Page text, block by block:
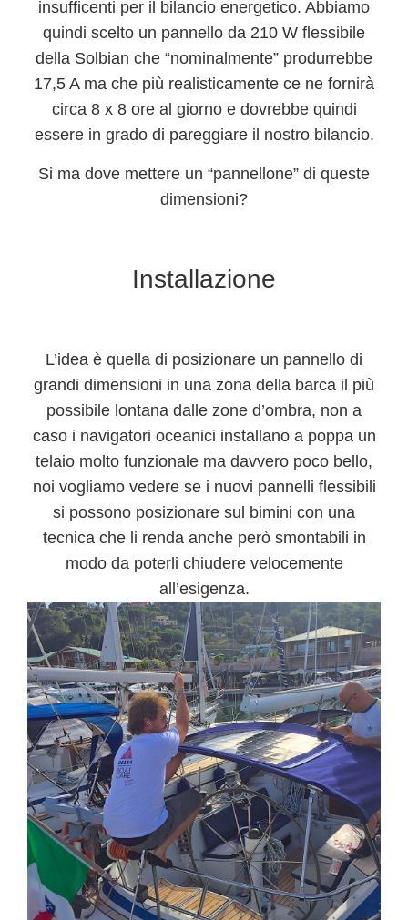
insufficenti per il bilancio energetico. Abbiamo
quindi scelto un pannello da 210 W flessibile
della Solbian che “nominalmente” produrrebbe
17,5 A ma che più realisticamente ce ne fornirà
circa 8 x 8 ore al giorno e dovrebbe quindi
essere in grado di pareggiare il nostro bilancio.
Si ma dove mettere un “pannellone” di queste
dimensioni?
Installazione
L’idea è quella di posizionare un pannello di
grandi dimensioni in una zona della barca il più
possibile lontana dalle zone d’ombra, non a
caso i navigatori oceanici installano a poppa un
telaio molto funzionale ma davvero poco bello,
noi vogliamo vedere se i nuovi pannelli flessibili
si possono posizionare sul bimini con una
tecnica che li renda anche però smontabili in
modo da poterli chiudere velocemente
all’esigenza.